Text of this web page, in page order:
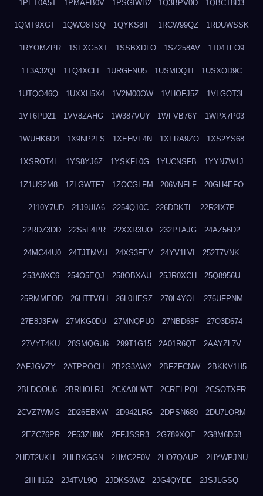
1PET0A5T 1PMAFB0V 1PSGIWB2 1Q3BPV0D 1QBCT8D3
1QMT9XGT 1QWO8TSQ 1QYKS8IF 1RCW99QZ 1RDUWSSK
1RYOMZPR 1SFXG5XT 1SSBXDLO 1SZ258AV 1T04TFO9
1T3A32QI 1TQ4XCLI 1URGFNU5 1USMDQTI 1USXOD9C
1UTQO46Q 1UXXH5X4 1V2M00OW 1VHOFJ5Z 1VLGOT3L
1VT6PD21 1VV8ZAHG 1W387VUY 1WFVB76Y 1WPX7P03
1WUHK6D4 1X9NP2FS 1XEHVF4N 1XFRA9ZO 1XS2YS68
1XSROT4L 1YS8YJ6Z 1YSKFL0G 1YUCNSFB 1YYN7W1J
1Z1US2M8 1ZLGWTF7 1ZOCGLFM 206VNFLF 20GH4EFO
2110Y7UD 21J9UIA6 2254Q10C 226DDKTL 22R2IX7P
22RDZ3DD 22S5F4PR 22XXR3UO 232PTAJG 24AZ56D2
24MC44U0 24TJTMVU 24XS3FEV 24YV1LVI 252T7VNK
253A0XC6 254O5EQJ 258OBXAU 25JR0XCH 25Q8956U
25RMMEOD 26HTTV6H 26L0HESZ 270L4YOL 276UFPNM
27E8J3FW 27MKG0DU 27MNQPU0 27NBD68F 27O3D674
27VYT4KU 28SMQGU6 299T1G15 2A01R6QT 2AAYZL7V
2AFJGVZY 2ATPPOCH 2B2G3AW2 2BFZFCNW 2BKKV1H5
2BLDOOU6 2BRHOLRJ 2CKA0HWT 2CRELPQI 2CSOTXFR
2CVZ7WMG 2D26EBXW 2D942LRG 2DPSN680 2DU7LORM
2EZC76PR 2F53ZH8K 2FFJSSR3 2G789XQE 2G8M6D58
2HDT2UKH 2HLBXGGN 2HMC2F0V 2HO7QAUP 2HYWPJNU
2IIHI162 2J4TVL9Q 2JDKS9WZ 2JG4QYDE 2JSJLGSQ